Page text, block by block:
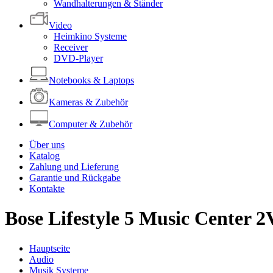
Wandhalterungen & Ständer
Video
Heimkino Systeme
Receiver
DVD-Player
Notebooks & Laptops
Kameras & Zubehör
Computer & Zubehör
Über uns
Katalog
Zahlung und Lieferung
Garantie und Rückgabe
Kontakte
Bose Lifestyle 5 Music Center
Hauptseite
Audio
Musik Systeme